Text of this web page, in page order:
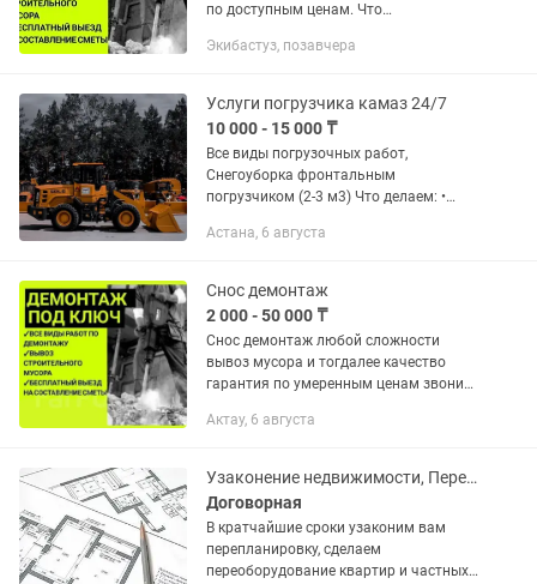
по доступным ценам. Что
перегородки •Ламинат, линолеум,
из...
Экибастуз, позавчера
Услуги погрузчика камаз 24/7
10 000 - 15 000 ₸
Все виды погрузочных работ,
Снегоуборка фронтальным
погрузчиком (2-3 м3) Что делаем: •
дороги, стройки, ТРЦ • Сносим и грузим
КамАЗ...
Астана, 6 августа
Снос демонтаж
2 000 - 50 000 ₸
Снос демонтаж любой сложности
вывоз мусора и тогдалее качество
гарантия по умеренным ценам звоните
Актау, 6 августа
Узаконение недвижимости, Перепланировки, Переоборудования
Договорная
В кратчайшие сроки узаконим вам
перепланировку, сделаем
переоборудование квартир и частных